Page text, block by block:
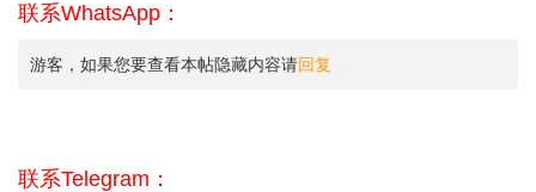
联系WhatsApp：
游客，如果您要查看本帖隐藏内容请回复
联系Telegram：